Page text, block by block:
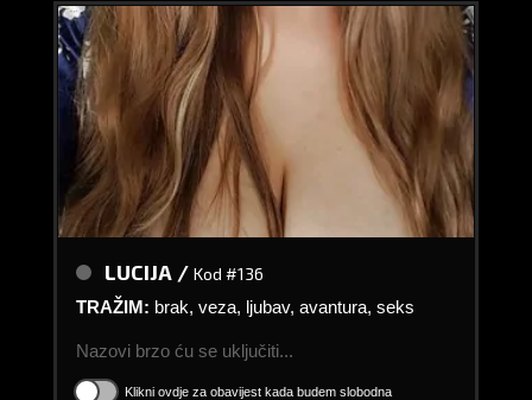
LUCIJA / Kod #136
TRAŽIM: brak, veza, ljubav, avantura, seks
Nazovi brzo ću se uključiti...
Klikni ovdje za obavijest kada budem slobodna